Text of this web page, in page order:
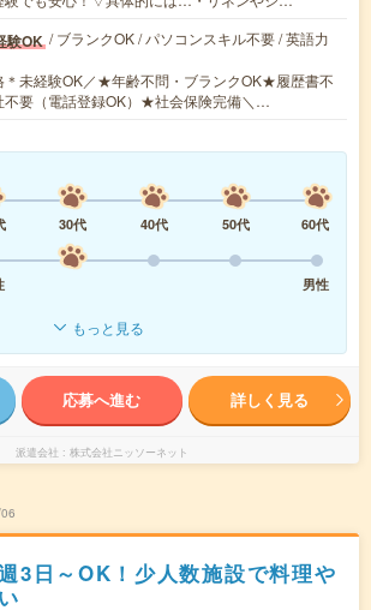
験OK / ブランクOK / パソコンスキル不要 / 英語力
＊未経験OK／★年齢不問・ブランクOK★履歴書不
不要（電話登録OK）★社会保険完備＼…
30代 40代 50代
60代
男性
もっと見る
応募へ進む 詳しく見る
派遣会社 株式会社ニッソーネット
3日～OK！少人数施設で料理や